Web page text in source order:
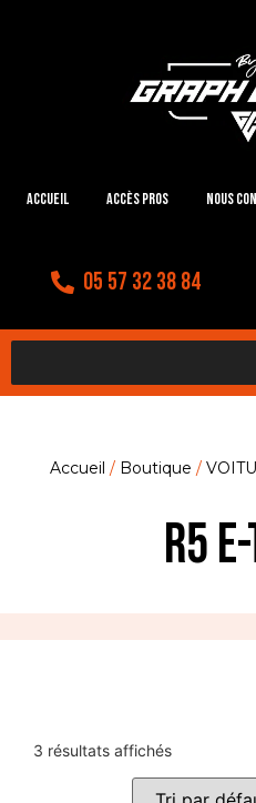
Accueil Accès Pros Nous
05 57 32 38 84
Accueil / Boutique /
R5
3 résultats affichés